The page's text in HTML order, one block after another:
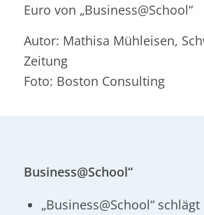
Euro von „Business@School“
Autor: Mathisa Mühleisen,
Zeitung
Foto: Boston Consulting
Business@School“
„Business@School“